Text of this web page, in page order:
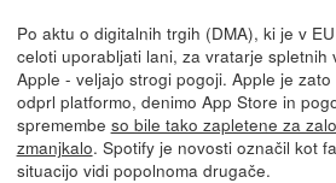
Po aktu o digitalnih trgih (DMA), ki je v
celoti uporabljati lani, za vratarje spletnih
Apple - veljajo strogi pogoji. Apple je
odprl platformo, denimo App Store in
spremembe so bile tako zapletene za
zmanjkalo. Spotify je novosti označil kot
situacijo vidi popolnoma drugače.